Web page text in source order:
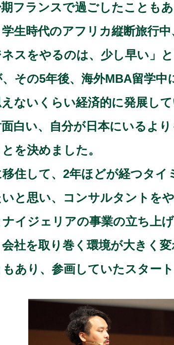
フランスで過ごしたことも
学生時代のアフリカ縦断旅行
スをやるのは、少し早い」
その5年後、海外MBA留学
えないくらい経済的に発展し
白い、自分が日本にいるよ
を決めました。
住して、2年ほどが経つタ
と思い、コンサルタントを
イジェリアの事業の立ち上
社を取り巻く環境が大きく
あり、参画していたスター